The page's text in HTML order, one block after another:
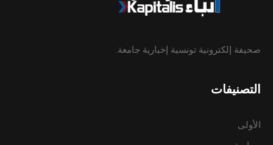
صحيفة إلكترونية تونسية إخبارية جامعة.
التصنيفات
الأولى